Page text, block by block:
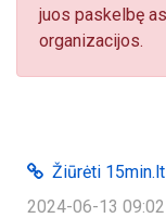
juos paskelbę
organizacijos.
Žiūrėti
2024-06-13 09:02